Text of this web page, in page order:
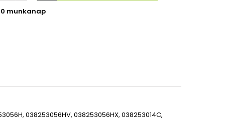
munkanap
038253056HV, 038253056HX, 038253014C,